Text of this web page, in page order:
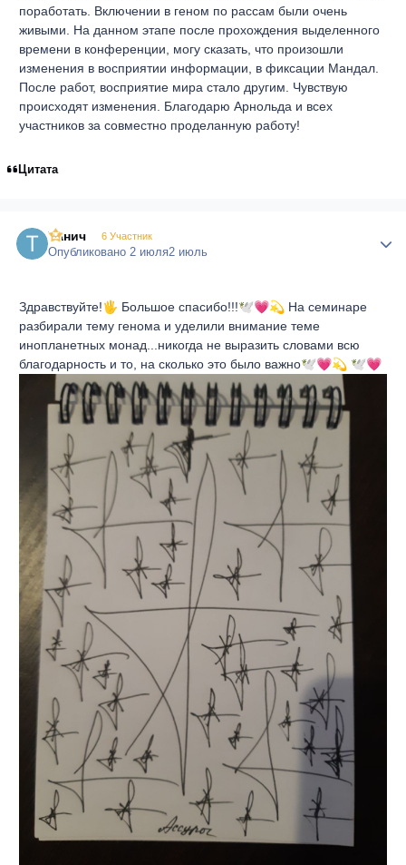
поработать. Включении в геном по рассам были очень
живыми. На данном этапе после прохождения выделенного
времени в конференции, могу сказать, что произошли
изменения в восприятии информации, в фиксации Мандал.
После работ, восприятие мира стало другим. Чувствую
происходят изменения. Благодарю Арнольда и всех
участников за совместно проделанную работу!
Цитата
Танич 6 Участник
Опубликовано2 июля2 июль
Здравствуйте!🖐 Большое спасибо!!!🕊💗💫 На семинаре
разбирали тему генома и уделили внимание теме
инопланетных монад...никогда не выразить словами всю
благодарность и то, на сколько это было важно🕊💗💫 🕊💗